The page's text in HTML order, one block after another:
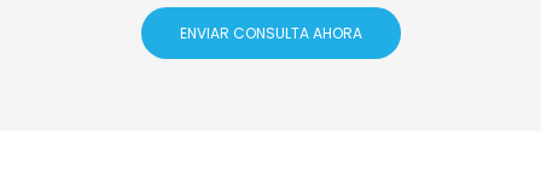
ENVIAR CONSULTA AHORA